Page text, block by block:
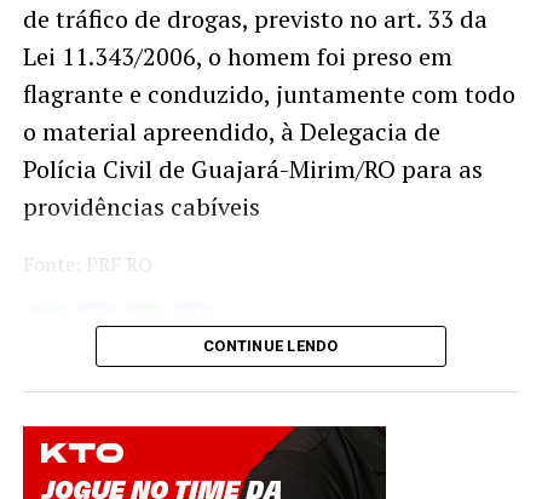
de tráfico de drogas, previsto no art. 33 da
Lei 11.343/2006, o homem foi preso em
flagrante e conduzido, juntamente com todo
o material apreendido, à Delegacia de
Polícia Civil de Guajará-Mirim/RO para as
providências cabíveis
Fonte: PRF RO
Twitter
Facebook
WhatsApp
Share
CONTINUE LENDO